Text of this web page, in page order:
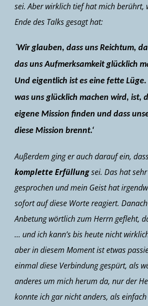
sei. Aber wirklich tief hat mich berührt,
Ende des Talks gesagt hat:
´Wir glauben, dass uns Reichtum,
das uns Aufmerksamkeit glücklich
Und eigentlich ist es eine fette Lüge.
was uns glücklich machen wird, ist,
eigene Mission finden und dass
diese Mission brennt.‘
Außerdem ging er auch darauf ein,
komplette Erfüllungsei. Das hat
gesprochenund mein Geist hat
sofort auf diese Worte reagiert.
Anbetung wörtlich zum Herrn gefleht,
… und ich kann’s bis heute nicht
aber in diesem Moment ist etwas
einmal diese Verbindung gespürt, als
anderes um mich herum da, nur der
konnte ich gar nicht anders, als